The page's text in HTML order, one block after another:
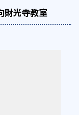
財光寺教室